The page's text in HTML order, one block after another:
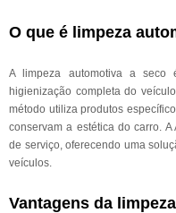
O que é limpeza
A limpeza automotiva a seco
higienização completa do
método utiliza produtos
conservam a estética do carro.
de serviço, oferecendo uma
veículos.
Vantagens da